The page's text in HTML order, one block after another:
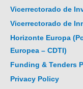
Vicerrectorado de
Vicerrectorado de
Horizonte Europa
Europea – CDTI)
Funding & Tenders
Privacy Policy